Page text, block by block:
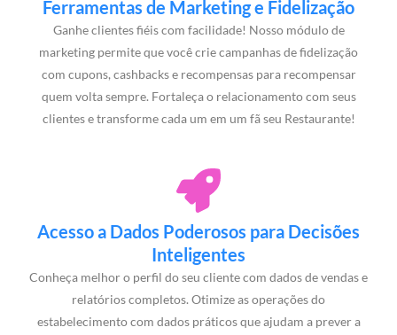
Ferramentas de Marketing e Fidelização
Ganhe clientes fiéis com facilidade! Nosso módulo de
marketing permite que você crie campanhas de fidelização
com cupons, cashbacks e recompensas para recompensar
quem volta sempre. Fortaleça o relacionamento com seus
clientes e transforme cada um em um fã seu Restaurante!
Acesso a Dados Poderosos para Decisões
Inteligentes
Conheça melhor o perfil do seu cliente com dados de vendas e
relatórios completos. Otimize as operações do
estabelecimento com dados práticos que ajudam a prever a